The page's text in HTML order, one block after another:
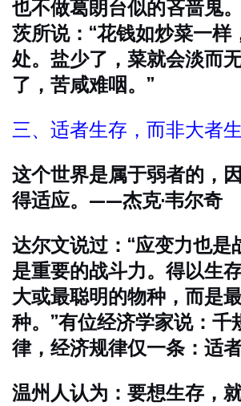
也不做葛朗台似的吝啬鬼
茨所说：“花钱如炒菜一样
处。盐少了，菜就会淡而
了，苦咸难咽。”
三、适者生存，而非大者
这个世界是属于弱者的，
得适应。——杰克·韦尔奇
达尔文说过：“应变力也是
是重要的战斗力。得以生
大或最聪明的物种，而是
种。”有位经济学家说：千
律，经济规律仅一条：适者
温州人认为：要想生存，